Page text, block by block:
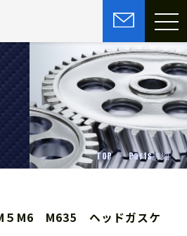
TOP Parts詳細
M6 M635 ヘッドガスケ